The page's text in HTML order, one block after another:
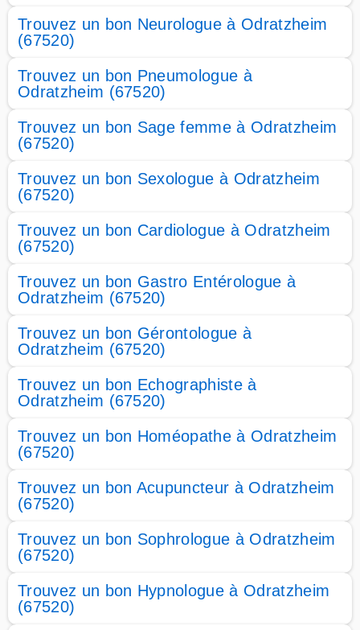
Trouvez un bon Neurologue à Odratzheim
(67520)
Trouvez un bon Pneumologue à
Odratzheim (67520)
Trouvez un bon Sage femme à Odratzheim
(67520)
Trouvez un bon Sexologue à Odratzheim
(67520)
Trouvez un bon Cardiologue à Odratzheim
(67520)
Trouvez un bon Gastro Entérologue à
Odratzheim (67520)
Trouvez un bon Gérontologue à
Odratzheim (67520)
Trouvez un bon Echographiste à
Odratzheim (67520)
Trouvez un bon Homéopathe à Odratzheim
(67520)
Trouvez un bon Acupuncteur à Odratzheim
(67520)
Trouvez un bon Sophrologue à Odratzheim
(67520)
Trouvez un bon Hypnologue à Odratzheim
(67520)